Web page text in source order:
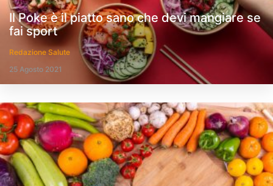
Il Poke è il piatto sano che devi mangiare se
fai sport
Redazione Salute
25 Agosto 2021